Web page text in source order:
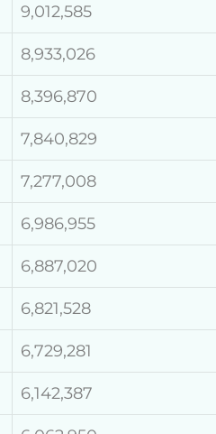
9,012,585
8,933,026
8,396,870
7,840,829
7,277,008
6,986,955
6,887,020
6,821,528
6,729,281
6,142,387